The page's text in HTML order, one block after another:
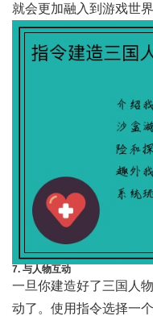
就会更加融入到游戏世界
7. 与人物互动
一旦你建造好了三国人
动了。使用指令选择一